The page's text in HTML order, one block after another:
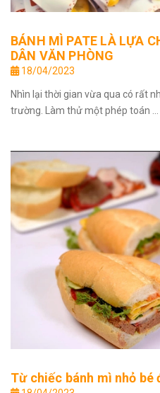
BÁNH MÌ PATE LÀ LỰA
DÂN VĂN PHÒNG
18/04/2023
Nhìn lại thời gian vừa qua có rất
trường. Làm thử một phép toán ...
Từ chiếc bánh mì nhỏ